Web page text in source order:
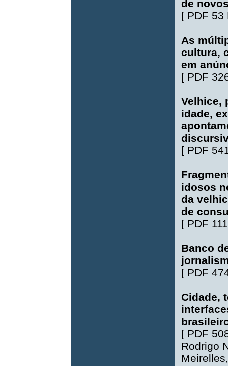
de
[ PDF 53
As
cultura,
em
[ PDF
Velhice,
idade,
[ PDF
idosos
da
de
[ PDF
Banco
[ PDF
Cidade,
[ PDF
Rodrigo
Meirelles